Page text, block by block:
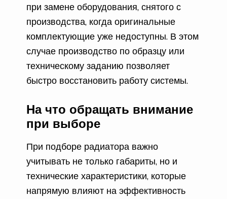
при замене оборудования, снятого с
производства, когда оригинальные
комплектующие уже недоступны. В этом
случае производство по образцу или
техническому заданию позволяет
быстро восстановить работу системы.
На что обращать внимание
при выборе
При подборе радиатора важно
учитывать не только габариты, но и
технические характеристики, которые
напрямую влияют на эффективность